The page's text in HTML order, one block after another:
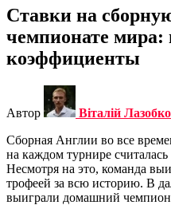
Ставки на
чемпионате мира:
коэффициенты
Автор Віталій Лазобко
Сборная Англии во все
на каждом турнире
Несмотря на это, команда
трофеей за всю историю. В
выиграли домашний